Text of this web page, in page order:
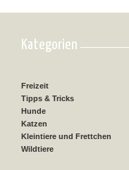
Kategorien
Freizeit
Tipps & Tricks
Hunde
Katzen
Kleintiere und Frettchen
Wildtiere